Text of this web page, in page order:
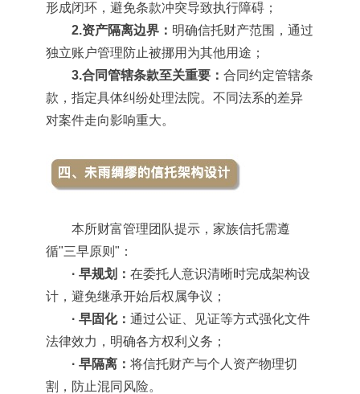
形成闭环，避免条款冲突导致执行障碍；
2.资产隔离边界： 明确信托财产范围，通过
独立账户管理防止被挪用为其他用途；
3.合同管辖条款至关重要： 合同约定管辖条
款，指定具体纠纷处理法院。不同法系的差异
对案件走向影响重大。
本所财富管理团队提示，家族信托需遵
循"三早原则"：
· 早规划： 在委托人意识清晰时完成架构设
计，避免继承开始后权属争议；
· 早固化： 通过公证、见证等方式强化文件
法律效力，明确各方权利义务；
· 早隔离： 将信托财产与个人资产物理切
割，防止混同风险。